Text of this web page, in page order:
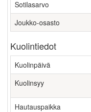
Sotilasarvo
Joukko-osasto
Kuolintiedot
Kuolinpäivä
Kuolinsyy
Hautauspaikka